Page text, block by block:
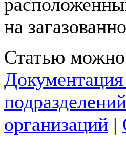
на
Статью можно
организаций |